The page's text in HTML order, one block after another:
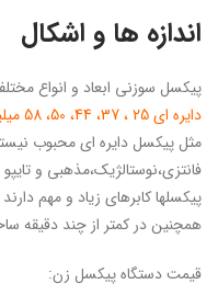
اندازه ها و اشکال
پیکسل سوزنی ابعاد و انواع
دایره ای 25 ، 37، 44، 50، 58 میلیمیتر ، مربع ، مستطیل و…
مثل پیکسل دایره ای محبوب
فانتزی،نوستالژیک،مذهبی و
پیکسلها کابرهای زیاد و مهم
همچنین در کمتر از چند دقیقه
قیمت دستگاه پیکسل زن: